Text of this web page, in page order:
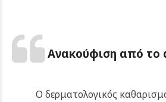
Ανακούφιση από το
Ο δερματολογικός